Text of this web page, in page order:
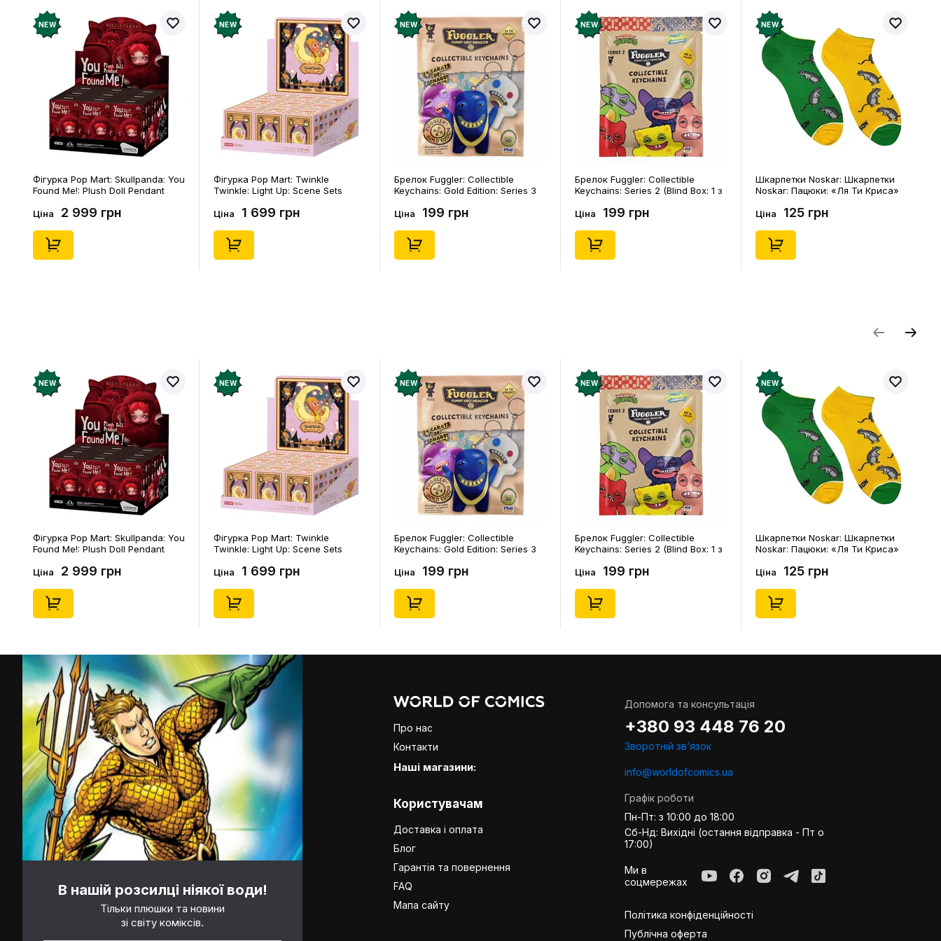
NEW
Фігурка Pop Mart: Skullpanda: You
Found Me!: Plush Doll Pendant
Edition), (29347)
Ціна 2 999 грн
NEW
Фігурка Pop Mart: Twinkle
Twinkle: Light Up: Scene Sets
Edition), (21372)
Ціна 1 699 грн
NEW
Брелок Fuggler: Collectible
Keychains: Gold Edition: Series 3
Ціна 199 грн
NEW
Брелок Fuggler: Collectible
Keychains: Series 2 (Blind Box: 1 з
Ціна 199 грн
NEW
Шкарпетки Noskar: Шкарпетки
Noskar: Пацюки: «Ля Ти Криса»
Ціна 125 грн
NEW
Фігурка Pop Mart: Skullpanda: You
Found Me!: Plush Doll Pendant
Edition), (29347)
Ціна 2 999 грн
NEW
Фігурка Pop Mart: Twinkle
Twinkle: Light Up: Scene Sets
Edition), (21372)
Ціна 1 699 грн
NEW
Брелок Fuggler: Collectible
Keychains: Gold Edition: Series 3
Ціна 199 грн
NEW
Брелок Fuggler: Collectible
Keychains: Series 2 (Blind Box: 1 з
Ціна 199 грн
NEW
Шкарпетки Noskar: Шкарпетки
Noskar: Пацюки: «Ля Ти Криса»
Ціна 125 грн
В нашій розсилці ніякої води!
Тільки плюшки та новини
зі світу коміксів.
Про нас
Контакти
Наші магазини:
Користувачам
Доставка і оплата
Блог
Гарантія та повернення
FAQ
Мапа сайту
Допомога та консультація
+380 93 448 76 20
Зворотній звʼязок
info@worldofcomics.ua
Графік роботи
Пн-Пт: з 10:00 до 18:00
Сб-Нд: Вихідні (остання відправка - Пт о
17:00)
Ми в
соцмережах
Політика конфіденційності
Публiчна оферта